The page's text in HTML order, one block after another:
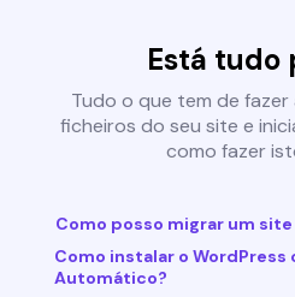
Está tudo
Tudo o que tem de
ficheiros do seu site e
como fazer
Como posso migrar um
Como instalar o
Automático?